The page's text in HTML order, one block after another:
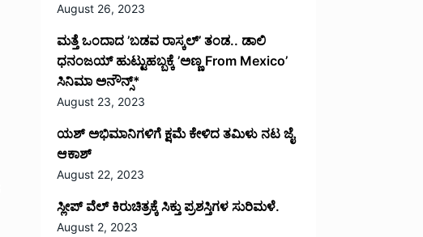
August 26, 2023
ಮತ್ತೆ ಒಂದಾದ ’ಬಡವ ರಾಸ್ಕಲ್’ ತಂಡ.. ಡಾಲಿ
ಧನಂಜಯ್ ಹುಟ್ಟುಹಬ್ಬಕ್ಕೆ ’ಅಣ್ಣ From Mexico’
ಸಿನಿಮಾ ಅನೌನ್ಸ್*
August 23, 2023
ಯಶ್ ಅಭಿಮಾನಿಗಳಿಗೆ ಕ್ಷಮೆ ಕೇಳಿದ ತಮಿಳು ನಟ ಜೈ
ಆಕಾಶ್
August 22, 2023
ಸ್ಲೀಪ್ ವೆಲ್ ಕಿರುಚಿತ್ರಕ್ಕೆ ಸಿಕ್ತು ಪ್ರಶಸ್ತಿಗಳ ಸುರಿಮಳೆ.
August 2, 2023